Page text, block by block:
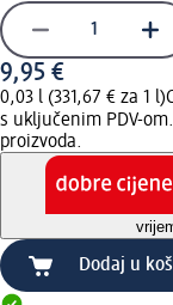
9,95 €
0,03 l (331,67 € za 1 l)
s uključenim PDV-om.
proizvoda.
Dodaj u